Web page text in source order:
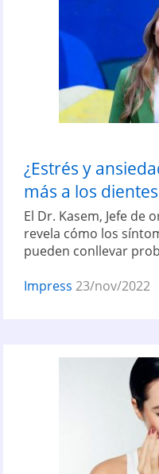
¿Estrés y
más a los
El Dr. Kasem, Jefe de
revela cómo los
pueden conllevar
Impress 23/nov/2022